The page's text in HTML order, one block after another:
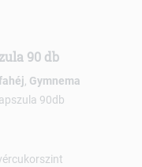
90 db
Gymnema
90db